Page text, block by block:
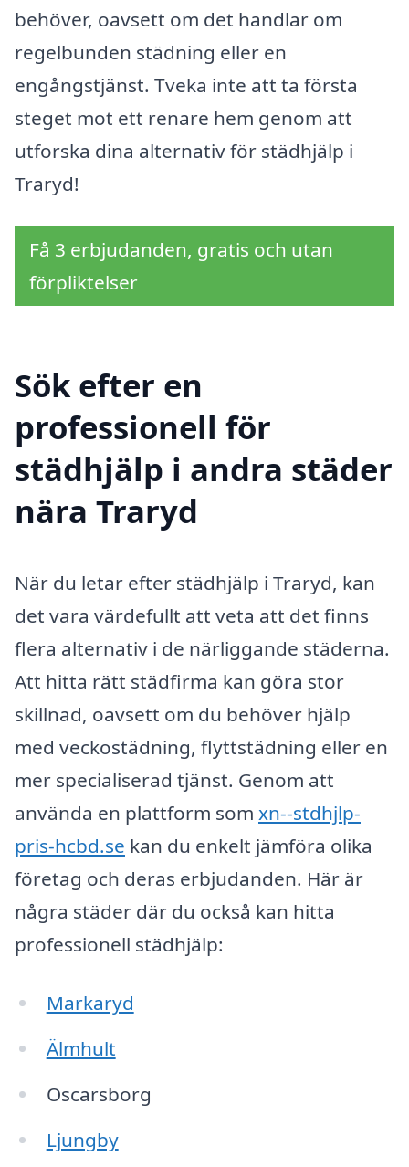
behöver, oavsett om det handlar om
regelbunden städning eller en
engångstjänst. Tveka inte att ta första
steget mot ett renare hem genom att
utforska dina alternativ för städhjälp i
Traryd!
Få 3 erbjudanden, gratis och utan
förpliktelser
Sök efter en
professionell för
städhjälp i andra städer
nära Traryd
När du letar efter städhjälp i Traryd, kan
det vara värdefullt att veta att det finns
flera alternativ i de närliggande städerna.
Att hitta rätt städfirma kan göra stor
skillnad, oavsett om du behöver hjälp
med veckostädning, flyttstädning eller en
mer specialiserad tjänst. Genom att
använda en plattform som xn--stdhjlp-
pris-hcbd.se kan du enkelt jämföra olika
företag och deras erbjudanden. Här är
några städer där du också kan hitta
professionell städhjälp:
Markaryd
Älmhult
Oscarsborg
Ljungby